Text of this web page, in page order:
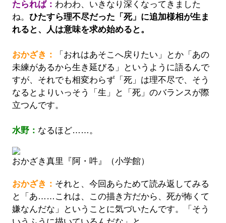
たられば： わわわ、いきなり深くなってきました
ね。 ひたすら理不尽だった「死」に追加様相が生ま
れると、人は意味を求め始めると。
おかざき：
「おれはあそこへ戻りたい」とか「あの
未練があるから生き延びる」というように語るんで
すが、それでも相変わらず「死」は理不尽で、そう
なるとよりいっそう「生」と「死」のバランスが際
立つんです。
水野： なるほど……。
おかざき真里『阿・吽』（小学館）
おかざき： それと、今回あらためて読み返してみる
と「あ……これは、この描き方だから、死が怖くて
嫌なんだな」ということに気づいたんです。「そう